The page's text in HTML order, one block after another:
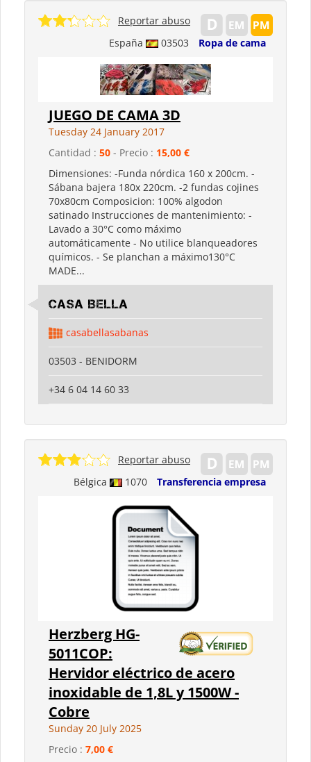
España 03503 Ropa de cama
Reportar abuso
JUEGO DE CAMA 3D
Tuesday 24 January 2017
Cantidad : 50 - Precio : 15,00 €
Dimensiones: -Funda nórdica 160 x 200cm. -
Sábana bajera 180x 220cm. -2 fundas cojines
70x80cm Composicion: 100% algodon
satinado Instrucciones de mantenimiento: -
Lavado a 30°C como máximo
automáticamente - No utilice blanqueadores
químicos. - Se planchan a máximo130°C
MADE...
Casa Bella
casabellasabanas
03503 - BENIDORM
+34 6 04 14 60 33
Bélgica 1070 Transferencia empresa
Reportar abuso
Herzberg HG-
5011COP:
Hervidor eléctrico de acero
inoxidable de 1,8L y 1500W -
Cobre
Sunday 20 July 2025
Precio : 7,00 €